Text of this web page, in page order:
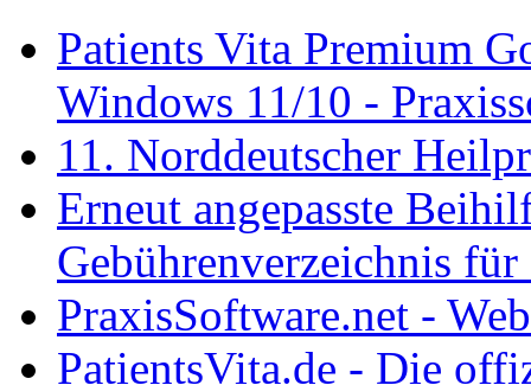
Patients Vita Premium
Windows 11/10 -
11. Norddeutscher
Erneut angepasste
Gebührenverzeichnis
PraxisSoftware.net -
PatientsVita.de - Die